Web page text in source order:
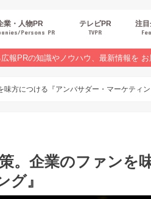
ト
業・人物PR
Persons PR
テレビPR
TVPR
注目
報PRの知識やノウハウ、最新情報を お
方につける『アンバサダー・マーケティン
。企業のファンを
』